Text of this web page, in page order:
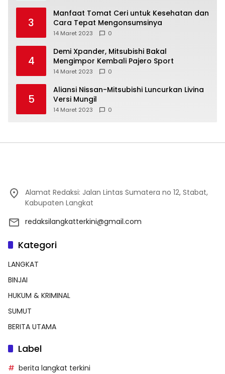
3
Manfaat Tomat Ceri untuk Kesehatan dan
Cara Tepat Mengonsumsinya
14 Maret 2023 0
4
Demi Xpander, Mitsubishi Bakal
Mengimpor Kembali Pajero Sport
14 Maret 2023 0
5
Aliansi Nissan-Mitsubishi Luncurkan Livina
Versi Mungil
14 Maret 2023 0
Alamat Redaksi: Jalan Lintas Sumatera no 12, Stabat,
Kabupaten Langkat
redaksilangkatterkini@gmail.com
Kategori
LANGKAT
BINJAI
HUKUM & KRIMINAL
SUMUT
BERITA UTAMA
Label
berita langkat terkini